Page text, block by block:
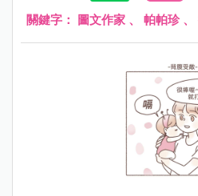
關鍵字： 圖文作家 、 帕帕珍、